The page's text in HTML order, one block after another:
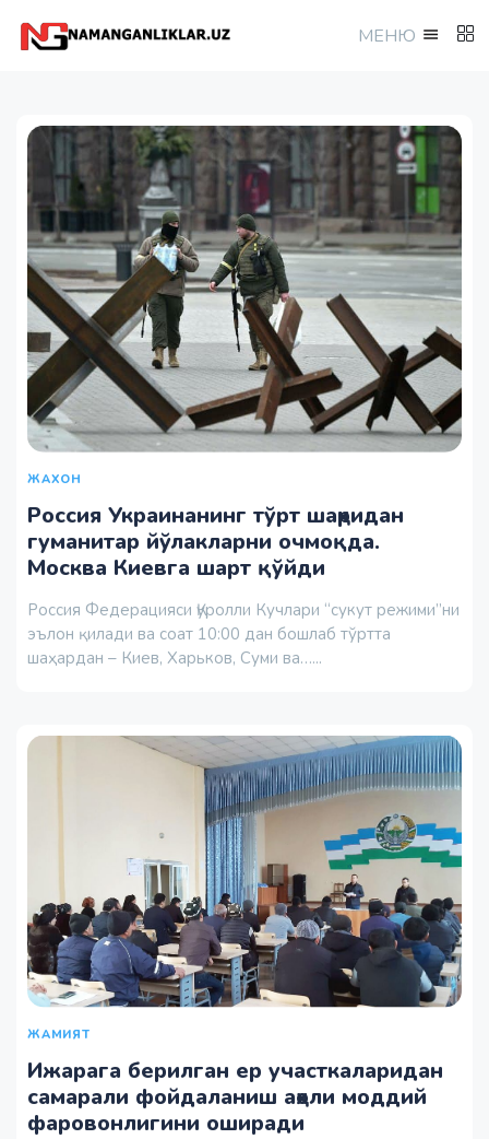
МEНЮ
ЖАХОН
Россия Украинанинг тўрт шаҳридан
гуманитар йўлакларни очмоқда.
Москва Киевга шарт қўйди
Россия Федерацияси Қуролли Кучлари “сукут режими”ни
эълон қилади ва соат 10:00 дан бошлаб тўртта
шаҳардан – Киев, Харьков, Суми ва…...
ЖАМИЯТ
Ижарага берилган ер участкаларидан
самарали фойдаланиш аҳоли моддий
фаровонлигини оширади